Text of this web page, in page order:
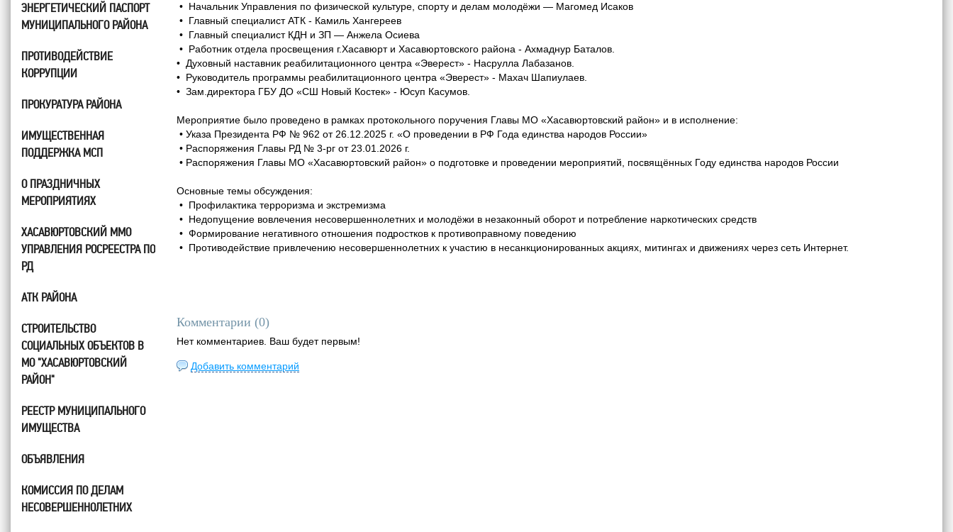
• Начальник Управления по физической культуре, спорту и делам молодёжи — Магомед Исаков
• Главный специалист АТК - Камиль Хангереев
• Главный специалист КДН и ЗП — Анжела Осиева
• Работник отдела просвещения г.Хасавюрт и Хасавюртовского района - Ахмаднур Баталов.
• Духовный наставник реабилитационного центра «Эверест» - Насрулла Лабазанов.
• Руководитель программы реабилитационного центра «Эверест» - Махач Шапиулаев.
• Зам.директора ГБУ ДО «СШ Новый Костек» - Юсуп Касумов.
Мероприятие было проведено в рамках протокольного поручения Главы МО «Хасавюртовский район» и в исполнение:
• Указа Президента РФ № 962 от 26.12.2025 г. «О проведении в РФ Года единства народов России»
• Распоряжения Главы РД № 3-рг от 23.01.2026 г.
• Распоряжения Главы МО «Хасавюртовский район» о подготовке и проведении мероприятий, посвящённых Году единства народов России
Основные темы обсуждения:
• Профилактика терроризма и экстремизма
• Недопущение вовлечения несовершеннолетних и молодёжи в незаконный оборот и потребление наркотических средств
• Формирование негативного отношения подростков к противоправному поведению
• Противодействие привлечению несовершеннолетних к участию в несанкционированных акциях, митингах и движениях через сеть Интернет.
Комментарии (0)
Нет комментариев. Ваш будет первым!
Добавить комментарий
ЭНЕРГЕТИЧЕСКИЙ ПАСПОРТ
МУНИЦИПАЛЬНОГО РАЙОНА
ПРОТИВОДЕЙСТВИЕ
КОРРУПЦИИ
ПРОКУРАТУРА РАЙОНА
ИМУЩЕСТВЕННАЯ
ПОДДЕРЖКА МСП
О ПРАЗДНИЧНЫХ
МЕРОПРИЯТИЯХ
ХАСАВЮРТОВСКИЙ ММО
УПРАВЛЕНИЯ РОСРЕЕСТРА ПО
РД
АТК РАЙОНА
СТРОИТЕЛЬСТВО
СОЦИАЛЬНЫХ ОБЪЕКТОВ В
МО "ХАСАВЮРТОВСКИЙ
РАЙОН"
РЕЕСТР МУНИЦИПАЛЬНОГО
ИМУЩЕСТВА
ОБЪЯВЛЕНИЯ
КОМИССИЯ ПО ДЕЛАМ
НЕСОВЕРШЕННОЛЕТНИХ